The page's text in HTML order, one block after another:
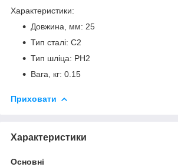
Характеристики:
Довжина, мм: 25
Тип сталі: С2
Тип шліца: PH2
Вага, кг: 0.15
Приховати
Характеристики
Основні